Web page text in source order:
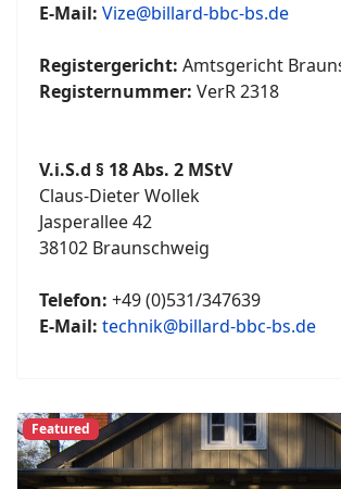
E-Mail: Vize@billard-bbc-bs.de
Registergericht: Amtsgericht
Registernummer: VerR 2318
V.i.S.d § 18 Abs. 2 MStV
Claus-Dieter Wollek
Jasperallee 42
38102 Braunschweig
Telefon: +49 (0)531/347639
E-Mail: technik@billard-bbc-bs.de
Featured